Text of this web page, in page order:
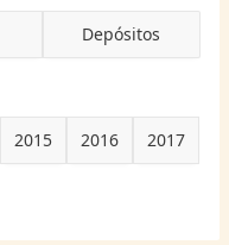
Depósitos
2015 2016 2017